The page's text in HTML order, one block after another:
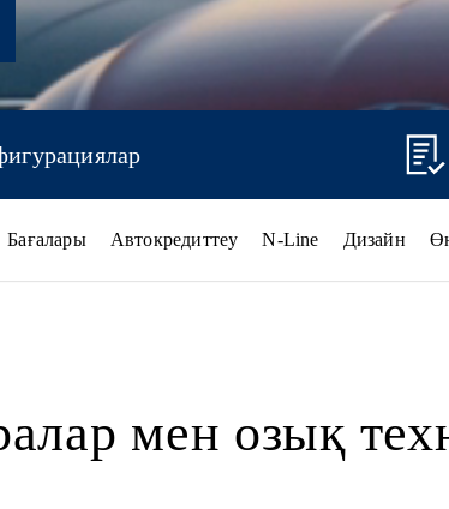
Бағалары Автокредиттеу N-Line Дизайн
мен озық